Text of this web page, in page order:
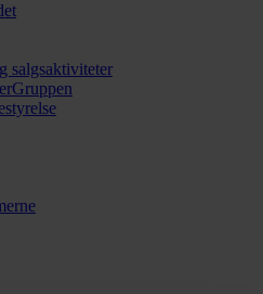
salgsaktiviteter